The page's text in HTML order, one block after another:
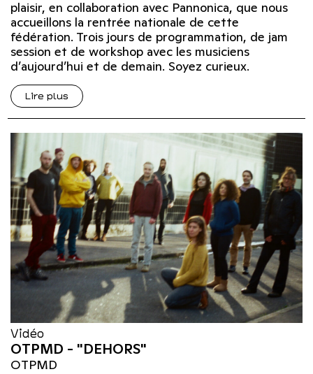
plaisir, en collaboration avec Pannonica, que nous
accueillons la rentrée nationale de cette
fédération. Trois jours de programmation, de jam
session et de workshop avec les musiciens
d’aujourd’hui et de demain. Soyez curieux.
Lire plus
Vidéo
OTPMD - "DEHORS"
OTPMD